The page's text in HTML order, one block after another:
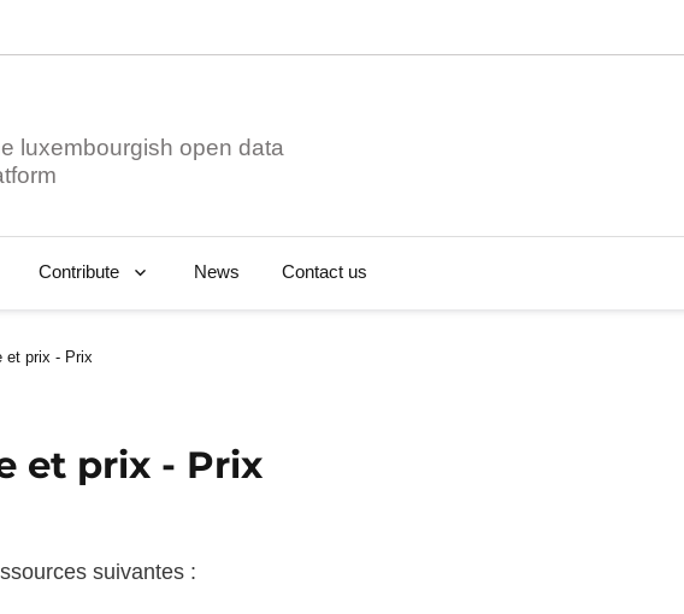
luxembourgish open data
Contribute News Contact us
et prix - Prix
et prix - Prix
suivantes :